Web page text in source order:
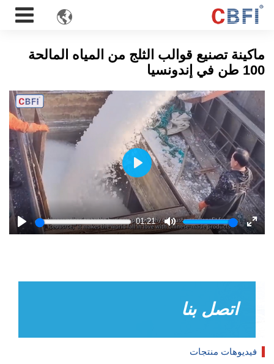

ماكينة تصنيع قوالب الثلج من المياه المالحة
100 طن في إندونسيا
Play
01:21
Mute
Enter
Play
اتصل بنا
فيديوهات منتجات